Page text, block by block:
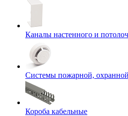
Каналы настенного и
Системы пожарной,
Короба кабельные